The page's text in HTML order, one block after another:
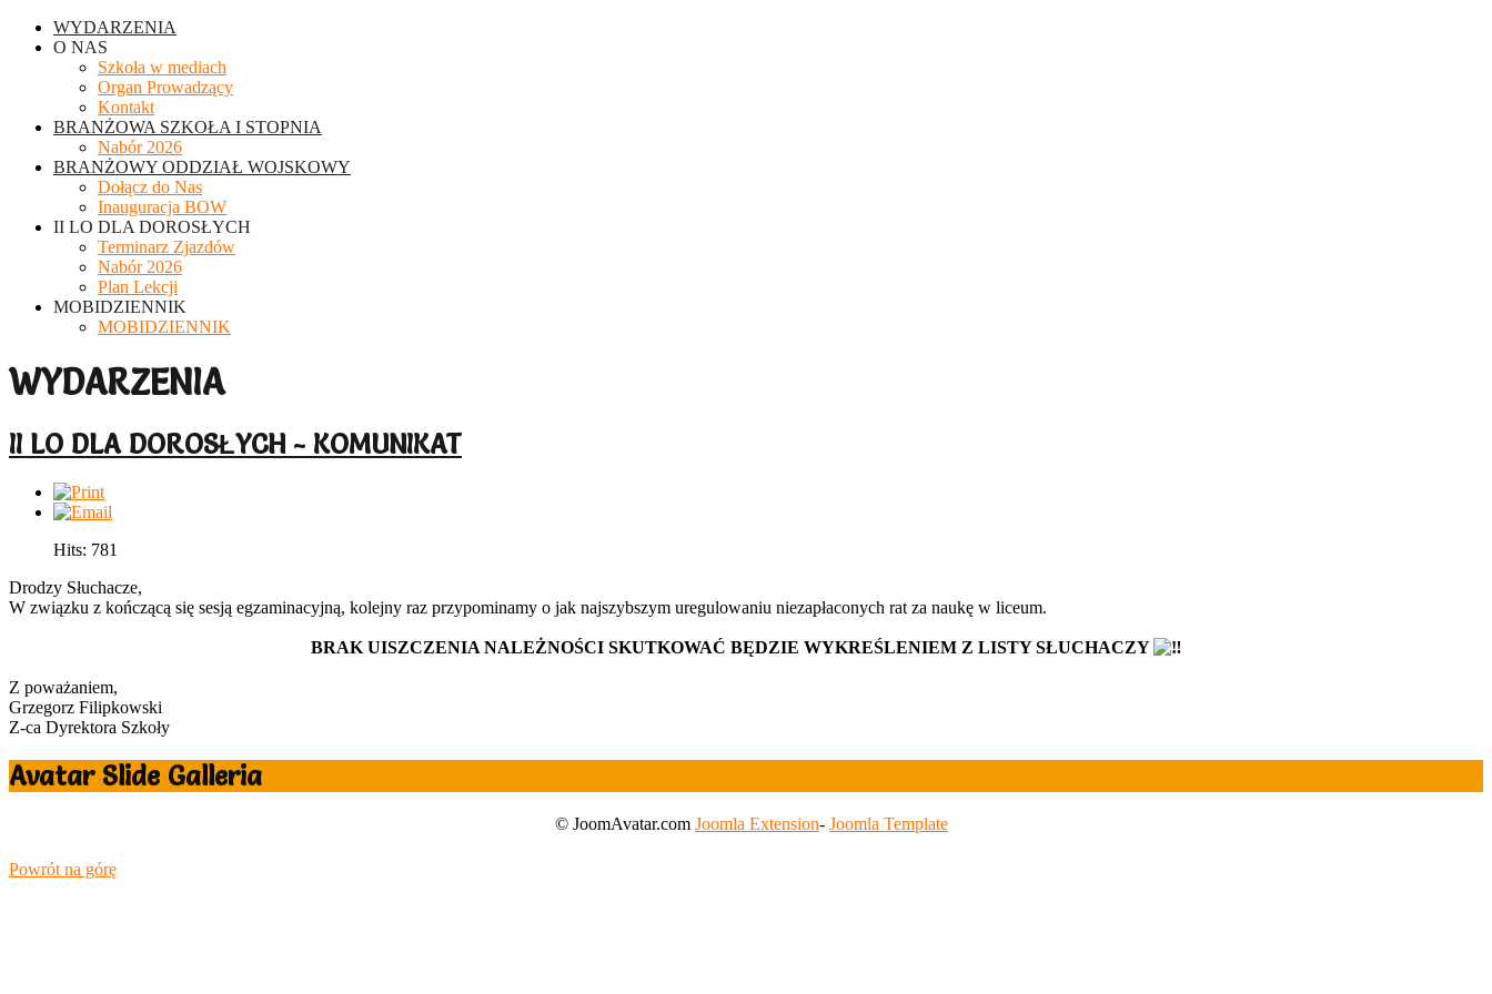
WYDARZENIA
O NAS
Szkoła w mediach
Organ Prowadzący
Kontakt
BRANŻOWA SZKOŁA I STOPNIA
Nabór 2026
BRANŻOWY ODDZIAŁ WOJSKOWY
Dołącz do Nas
Inauguracja BOW
II LO DLA DOROSŁYCH
Terminarz Zjazdów
Nabór 2026
Plan Lekcji
MOBIDZIENNIK
MOBIDZIENNIK
WYDARZENIA
II LO DLA DOROSŁYCH - KOMUNIKAT
Hits: 781
Drodzy Słuchacze,
W związku z kończącą się sesją egzaminacyjną, kolejny raz przypominamy o jak najszybszym uregulowaniu niezapłaconych rat za naukę w liceum.
BRAK UISZCZENIA NALEŻNOŚCI SKUTKOWAĆ BĘDZIE WYKREŚLENIEM Z LISTY SŁUCHACZY
Z poważaniem,
Grzegorz Filipkowski
Z-ca Dyrektora Szkoły
Avatar Slide Galleria
© JoomAvatar.com Joomla Extension- Joomla Template
Powrót na górę